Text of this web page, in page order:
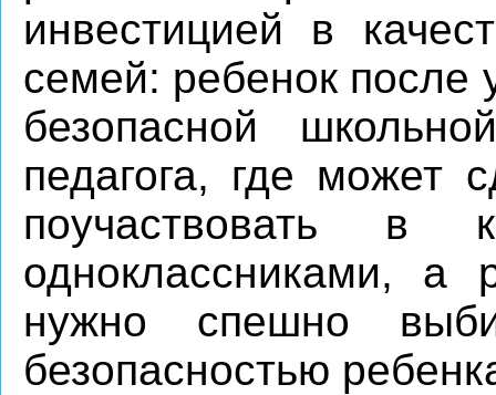
инвестицией в
семей: ребенок после
безопасной
педагога, где может
поучаствовать в
одноклассниками, а
нужно спешно
безопасностью